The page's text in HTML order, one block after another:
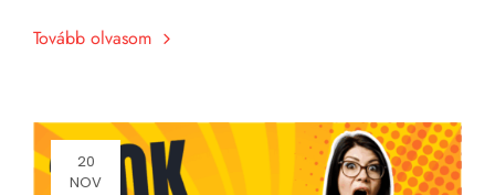
Tovább olvasom
20
NOV